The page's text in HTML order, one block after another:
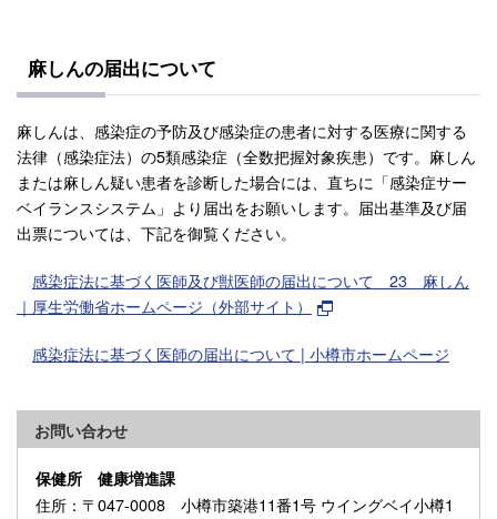
麻しんの届出について
麻しんは、感染症の予防及び感染症の患者に対する医療に関する
法律（感染症法）の5類感染症（全数把握対象疾患）です。麻しん
または麻しん疑い患者を診断した場合には、直ちに「感染症サー
ベイランスシステム」より届出をお願いします。届出基準及び届
出票については、下記を御覧ください。
感染症法に基づく医師及び獣医師の届出について 23 麻しん
｜厚生労働省ホームページ（外部サイト）
感染症法に基づく医師の届出について | 小樽市ホームページ
お問い合わせ
保健所 健康増進課
住所 ：〒047-0008 小樽市築港11番1号 ウイングベイ小樽1